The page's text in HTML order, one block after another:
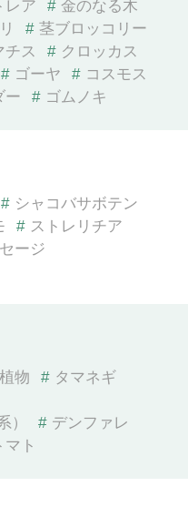
レア # 金のなる木
# 茎ブロッコリー
チス # クロッカス
# ゴーヤ # コスモス
ー # ゴムノキ
# シャコバサボテン
# ストレリチア
セージ
物 # タマネギ
） # デンファレ
マト